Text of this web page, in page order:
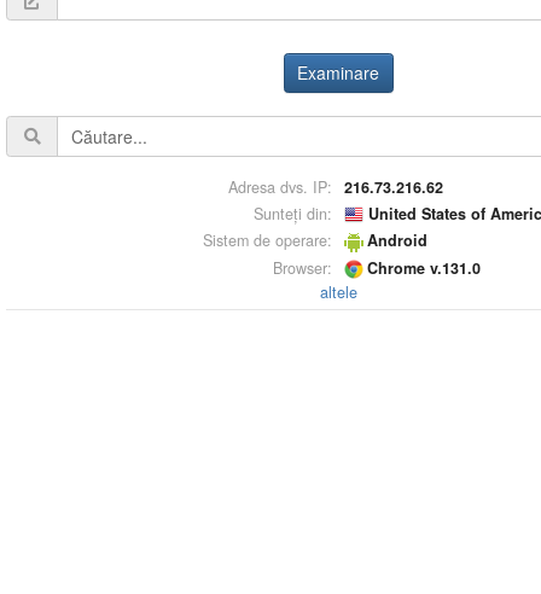
Examinare
Adresa dvs. IP:
216.73.216.62
Sunteți din:
United States of
Sistem de operare:
Android
Browser:
Chrome v.131.0
altele